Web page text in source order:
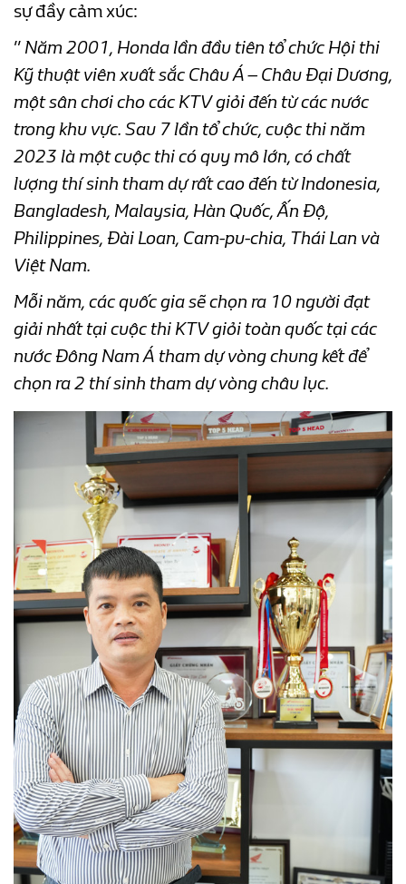
sự đầy cảm xúc:
” Năm 2001, Honda lần đầu tiên tổ chức Hội thi
Kỹ thuật viên xuất sắc Châu Á – Châu Đại Dương,
một sân chơi cho các KTV giỏi đến từ các nước
trong khu vực. Sau 7 lần tổ chức, cuộc thi năm
2023 là một cuộc thi có quy mô lớn, có chất
lượng thí sinh tham dự rất cao đến từ Indonesia,
Bangladesh, Malaysia, Hàn Quốc, Ấn Độ,
Philippines, Đài Loan, Cam-pu-chia, Thái Lan và
Việt Nam.
Mỗi năm, các quốc gia sẽ chọn ra 10 người đạt
giải nhất tại cuộc thi KTV giỏi toàn quốc tại các
nước Đông Nam Á tham dự vòng chung kết để
chọn ra 2 thí sinh tham dự vòng châu lục.